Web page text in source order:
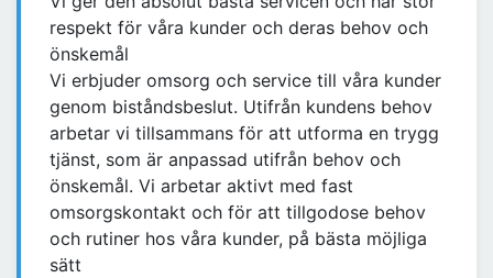
respekt för våra kunder och deras behov och
önskemål
Vi erbjuder omsorg och service till våra kunder
genom biståndsbeslut. Utifrån kundens behov
arbetar vi tillsammans för att utforma en trygg
tjänst, som är anpassad utifrån behov och
önskemål. Vi arbetar aktivt med fast
omsorgskontakt och för att tillgodose behov
och rutiner hos våra kunder, på bästa möjliga
sätt